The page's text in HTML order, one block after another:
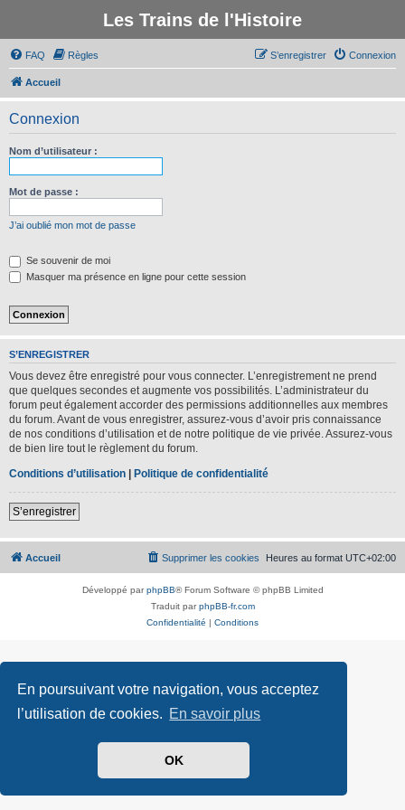
En poursuivant votre navigation, vous acceptez
l’utilisation de cookies. En savoir plus
OK
Les Trains de l'Histoire
FAQ Règles Connexion
S’enregistrer
Accueil
Connexion
Nom d’utilisateur :
Mot de passe :
J’ai oublié mon mot de passe
Se souvenir de moi
Masquer ma présence en ligne pour cette session
S’ENREGISTRER
Vous devez être enregistré pour vous connecter. L’enregistrement ne prend
que quelques secondes et augmente vos possibilités. L’administrateur du
forum peut également accorder des permissions additionnelles aux membres
du forum. Avant de vous enregistrer, assurez-vous d’avoir pris connaissance
de nos conditions d’utilisation et de notre politique de vie privée. Assurez-vous
de bien lire tout le règlement du forum.
Conditions d’utilisation | Politique de confidentialité
S’enregistrer
Accueil Heures au format UTC+02:00
Supprimer les cookies
Développé parphpBB® Forum Software © phpBB Limited
Traduit parphpBB-fr.com
Confidentialité | Conditions